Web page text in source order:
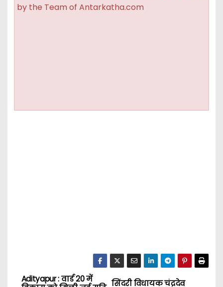
by the Team of Antarkatha.com
सिंदरी विधायक चंद्रदेव
Adityapur : वार्ड 20 में